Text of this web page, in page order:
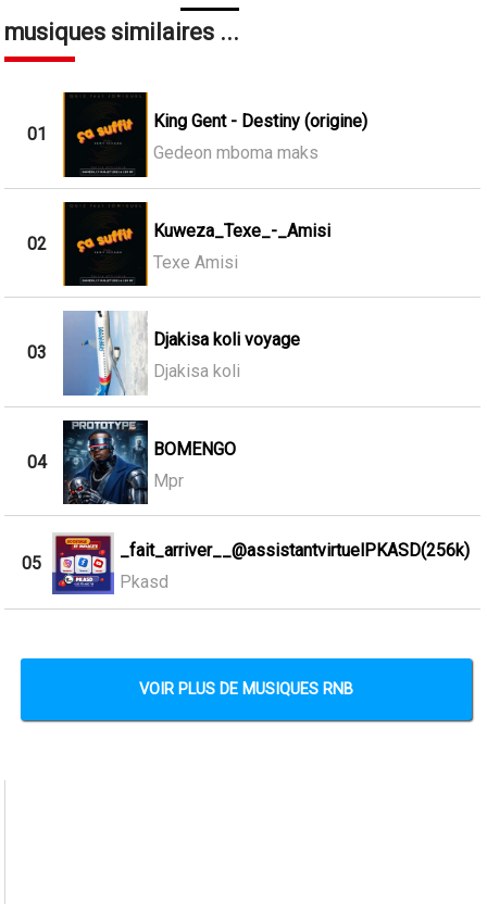
musiques similaires ...
01
King Gent - Destiny (origine)
Gedeon mboma maks
02
Kuweza_Texe_-_Amisi
Texe Amisi
03
Djakisa koli voyage
Djakisa koli
04
BOMENGO
Mpr
05
_fait_arriver__@assistantvirtuelPKASD(256k)
Pkasd
VOIR PLUS DE MUSIQUES RNB